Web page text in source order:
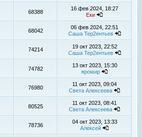
68388
16 фев 2024, 18:27
Еки
68042
06 фев 2024, 22:51
Саша Тер2ентьев
74214
19 окт 2023, 22:52
Саша Тер2ентьев
74782
13 окт 2023, 15:30
яромир
76980
11 окт 2023, 09:04
Света Алексеева
80525
11 окт 2023, 08:41
Света Алексеева
78736
04 окт 2023, 13:33
Алексей